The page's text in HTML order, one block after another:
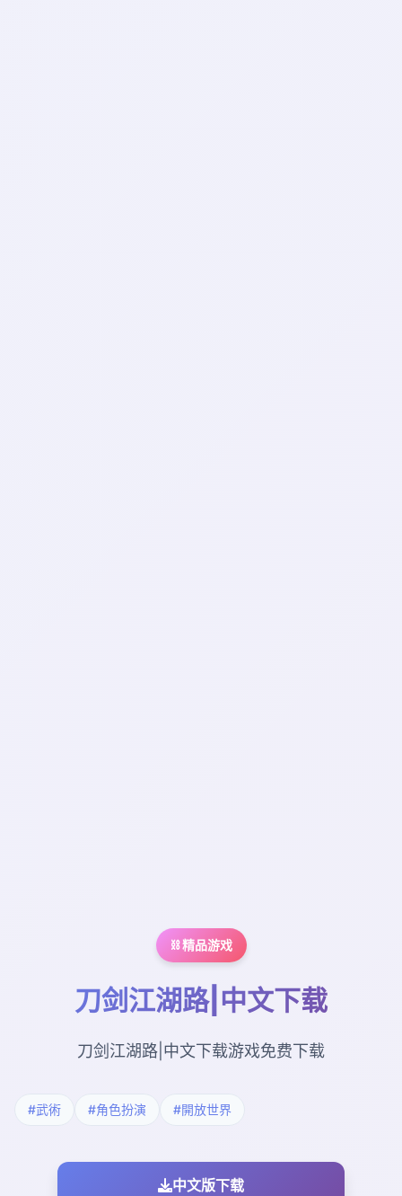
⛓️ 精品游戏
刀剑江湖路|中文下载
刀剑江湖路|中文下载游戏免费下载
#武術 #角色扮演 #開放世界
中文版下载